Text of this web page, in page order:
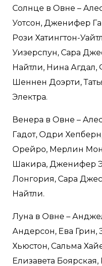
Солнце в Овне –
Уотсон, Дженифер
Рози Хатингтон-
Уизерспун, Сара
Найтли, Нина
Шеннен Доэрти,
Электра.
Венера в Овне –
Гадот, Одри
Орейро, Мерлин
Шакира, Дженифер
Лонгория, Сара
Найтли.
Луна в Овне –
Андерсон, Ева Грин,
Хьюстон, Сальма
Елизавета